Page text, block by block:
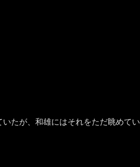
たが、和雄にはそれをただ眺めてい